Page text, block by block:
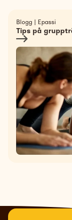
Blogg | Epassi
Tips på